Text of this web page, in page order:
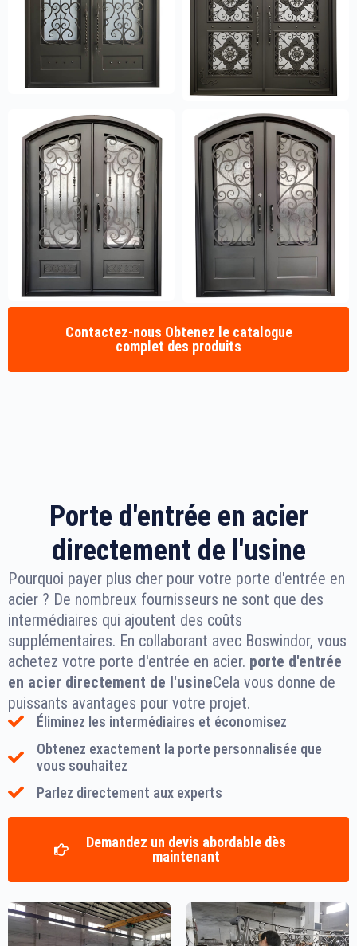
Contactez-nous Obtenez le catalogue
complet des produits
Porte d'entrée en acier
directement de l'usine
Pourquoi payer plus cher pour votre porte d'entrée en
acier ? De nombreux fournisseurs ne sont que des
intermédiaires qui ajoutent des coûts
supplémentaires. En collaborant avec Boswindor, vous
achetez votre porte d'entrée en acier. porte d'entrée
en acier directement de l'usineCela vous donne de
puissants avantages pour votre projet.
Éliminez les intermédiaires et économisez
Obtenez exactement la porte personnalisée que
vous souhaitez
Parlez directement aux experts
Demandez un devis abordable dès
maintenant